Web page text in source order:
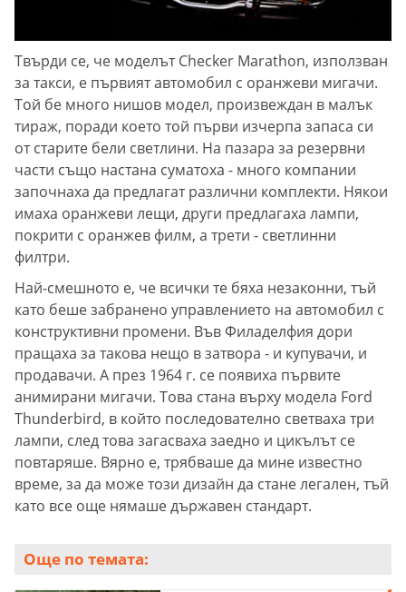
Твърди се, че моделът Checker Marathon, използван
за такси, е първият автомобил с оранжеви мигачи.
Той бе много нишов модел, произвеждан в малък
тираж, поради което той първи изчерпа запаса си
от старите бели светлини. На пазара за резервни
части също настана суматоха - много компании
започнаха да предлагат различни комплекти. Някои
имаха оранжеви лещи, други предлагаха лампи,
покрити с оранжев филм, а трети - светлинни
филтри.
Най-смешното е, че всички те бяха незаконни, тъй
като беше забранено управлението на автомобил с
конструктивни промени. Във Филаделфия дори
пращаха за такова нещо в затвора - и купувачи, и
продавачи. А през 1964 г. се появиха първите
анимирани мигачи. Това стана върху модела Ford
Thunderbird, в който последователно светваха три
лампи, след това загасваха заедно и цикълът се
повтаряше. Вярно е, трябваше да мине известно
време, за да може този дизайн да стане легален, тъй
като все още нямаше държавен стандарт.
Още по темата: